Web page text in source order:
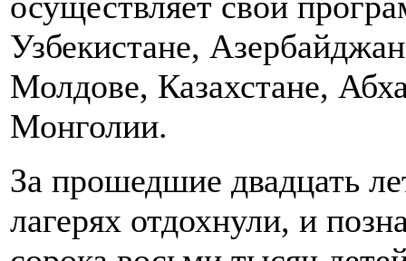
Узбекистане,
Молдове, Казахстане,
Монголии.
За прошедшие двадцать
лагерях отдохнули, и